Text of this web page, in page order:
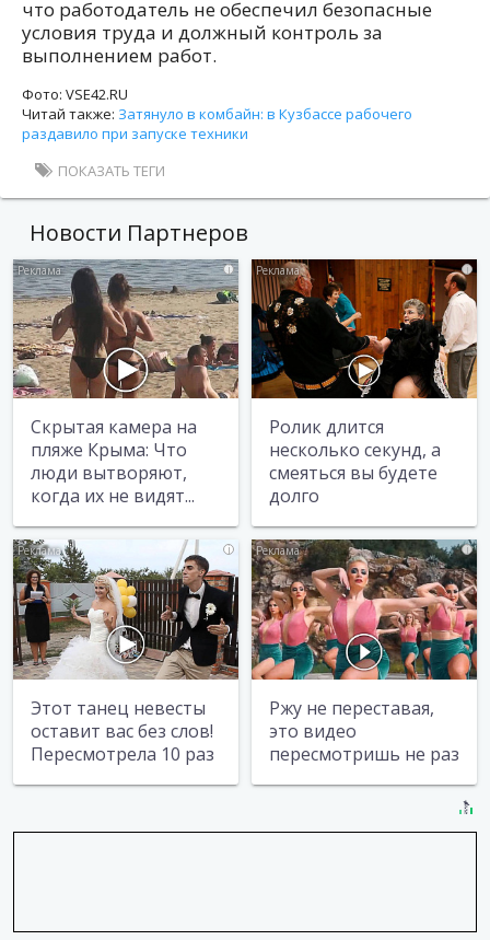
что работодатель не обеспечил безопасные
условия труда и должный контроль за
выполнением работ.
Фото: VSE42.RU
Читай также: Затянуло в комбайн: в Кузбассе рабочего
раздавило при запуске техники
ПОКАЗАТЬ ТЕГИ
Новости Партнеров
i
Скрытая камера на
пляже Крыма: Что
люди вытворяют,
когда их не видят...
i
Ролик длится
несколько секунд, а
смеяться вы будете
долго
i
Этот танец невесты
оставит вас без слов!
Пересмотрела 10 раз
i
Ржу не переставая,
это видео
пересмотришь не раз